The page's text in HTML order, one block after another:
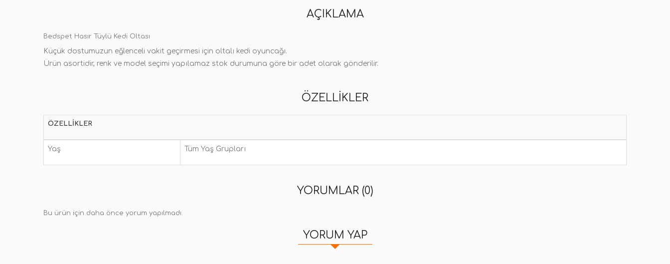
AÇIKLAMA
Bedspet Hasır Tüylü Kedi Oltası
Küçük dostumuzun eğlenceli vakit geçirmesi için oltalı kedi oyuncağı.
Ürün asortidir, renk ve model seçimi yapılamaz stok durumuna göre bir adet olarak gönderilir.
ÖZELLIKLER
ÖZELLIKLER
Yaş Tüm Yaş Grupları
YORUMLAR (0)
Bu ürün için daha önce yorum yapılmadı.
YORUM YAP